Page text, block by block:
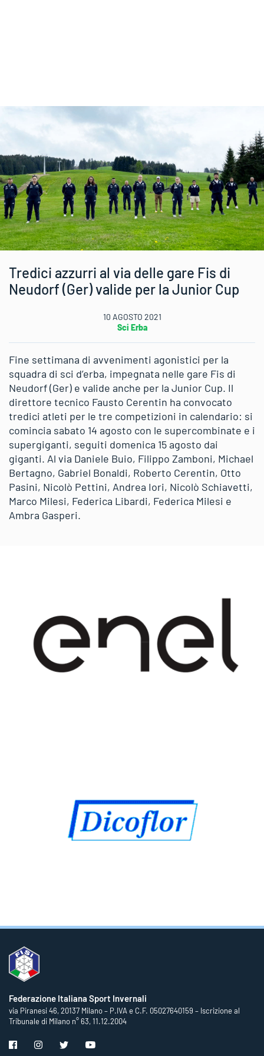
Tredici azzurri al via delle gare Fis di
Neudorf (Ger) valide per la Junior Cup
10 AGOSTO 2021
Sci Erba
Fine settimana di avvenimenti agonistici per la
squadra di sci d’erba, impegnata nelle gare Fis di
Neudorf (Ger) e valide anche per la Junior Cup. Il
direttore tecnico Fausto Cerentin ha convocato
tredici atleti per le tre competizioni in calendario: si
comincia sabato 14 agosto con le supercombinate e i
supergiganti, seguiti domenica 15 agosto dai
giganti. Al via Daniele Buio, Filippo Zamboni, Michael
Bertagno, Gabriel Bonaldi, Roberto Cerentin, Otto
Pasini, Nicolò Pettini, Andrea Iori, Nicolò Schiavetti,
Marco Milesi, Federica Libardi, Federica Milesi e
Ambra Gasperi.
Federazione Italiana Sport Invernali
via Piranesi 46, 20137 Milano – P.IVA e C.F. 05027640159 – Iscrizione al
Tribunale di Milano n° 63, 11.12.2004